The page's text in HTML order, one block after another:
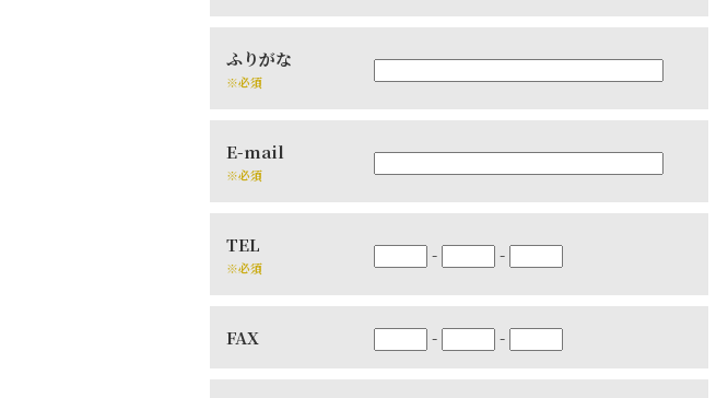
ふりがな
※必須
E-mail
※必須
TEL
※必須
- -
FAX - -